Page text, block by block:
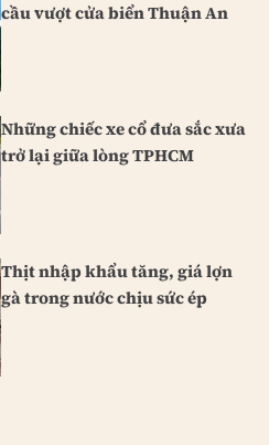
cầu vượt cửa biển Thuận An
Những chiếc xe cổ đưa sắc xưa
trở lại giữa lòng TPHCM
Thịt nhập khẩu tăng, giá lợn
gà trong nước chịu sức ép